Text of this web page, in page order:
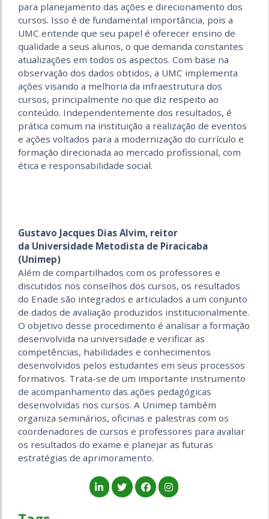
para planejamento das ações e direcionamento dos
cursos. Isso é de fundamental importância, pois a
UMC entende que seu papel é oferecer ensino de
qualidade a seus alunos, o que demanda constantes
atualizações em todos os aspectos. Com base na
observação dos dados obtidos, a UMC implementa
ações visando a melhoria da infraestrutura dos
cursos, principalmente no que diz respeito ao
conteúdo. Independentemente dos resultados, é
prática comum na instituição a realização de eventos
e ações voltados para a modernização do currículo e
formação direcionada ao mercado profissional, com
ética e responsabilidade social.
Gustavo Jacques Dias Alvim, reitor
da Universidade Metodista de Piracicaba
(Unimep)
Além de compartilhados com os professores e
discutidos nos conselhos dos cursos, os resultados
do Enade são integrados e articulados a um conjunto
de dados de avaliação produzidos institucionalmente.
O objetivo desse procedimento é analisar a formação
desenvolvida na universidade e verificar as
competências, habilidades e conhecimentos
desenvolvidos pelos estudantes em seus processos
formativos. Trata-se de um importante instrumento
de acompanhamento das ações pedagógicas
desenvolvidas nos cursos. A Unimep também
organiza seminários, oficinas e palestras com os
coordenadores de cursos e professores para avaliar
os resultados do exame e planejar as futuras
estratégias de aprimoramento.